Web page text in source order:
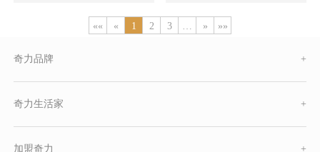
«« « 1 2 3 … » »»
奇力品牌 +
奇力生活家 +
加盟奇力 +